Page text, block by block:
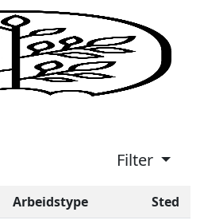
Filter
Arbeidstype
Sted